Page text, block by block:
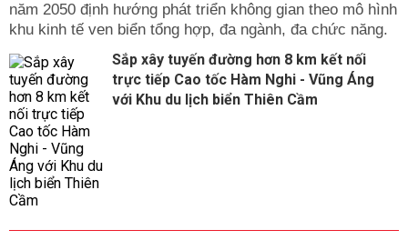
năm 2050 định hướng phát triển không gian theo mô hình
khu kinh tế ven biển tổng hợp, đa ngành, đa chức năng.
Sắp xây tuyến đường hơn 8 km kết nối
trực tiếp Cao tốc Hàm Nghi - Vũng Áng
với Khu du lịch biển Thiên Cầm